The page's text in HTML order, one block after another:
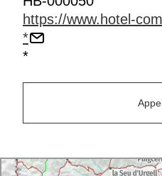
https://www.hotel-
*
*